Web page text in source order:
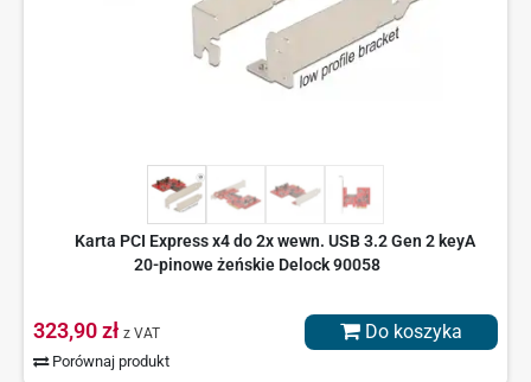
Karta PCI Express x4 do 2x wewn. USB 3.2 Gen 2 keyA
20-pinowe żeńskie Delock 90058
323,90 zł z VAT
Porównaj produkt
Do koszyka